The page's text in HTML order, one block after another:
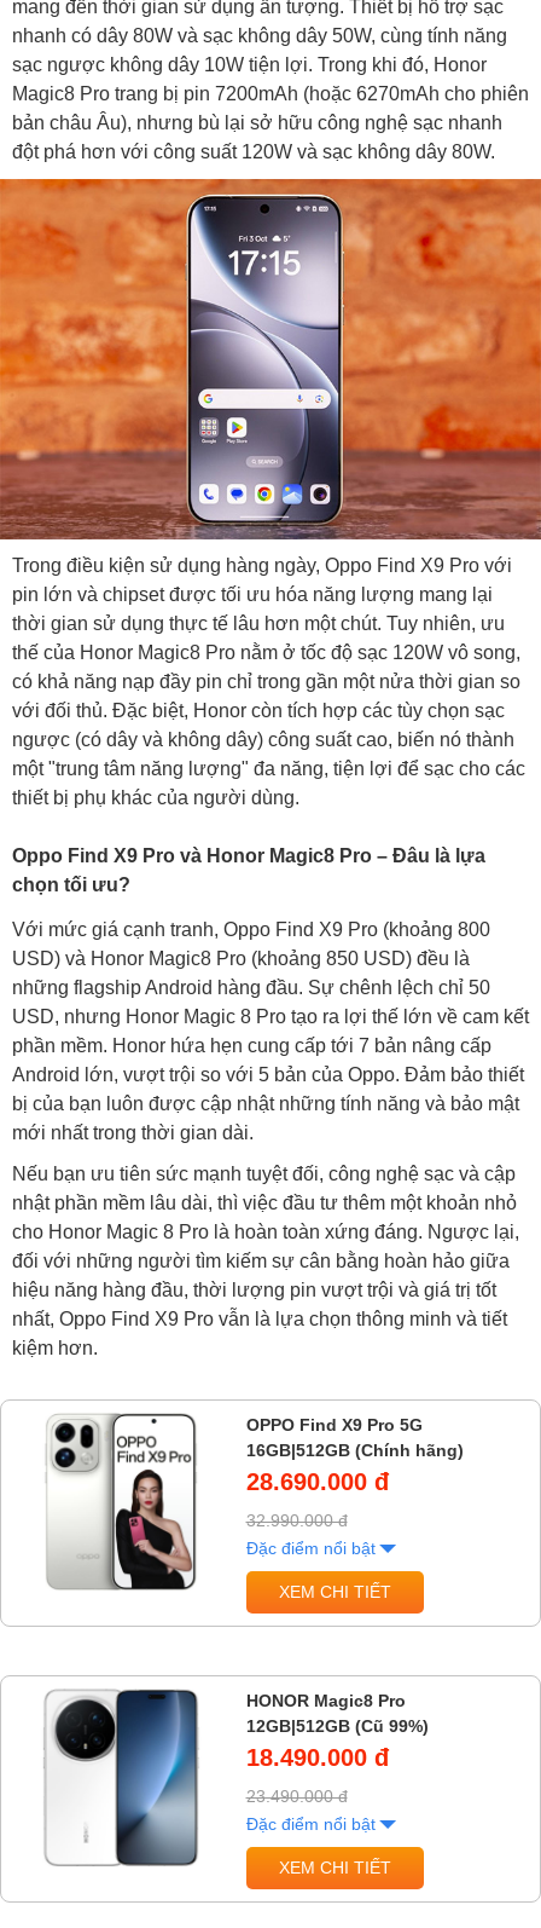
mang đến thời gian sử dụng ấn tượng. Thiết bị hỗ trợ sạc
nhanh có dây 80W và sạc không dây 50W, cùng tính năng
sạc ngược không dây 10W tiện lợi. Trong khi đó, Honor
Magic8 Pro trang bị pin 7200mAh (hoặc 6270mAh cho phiên
bản châu Âu), nhưng bù lại sở hữu công nghệ sạc nhanh
đột phá hơn với công suất 120W và sạc không dây 80W.
Trong điều kiện sử dụng hàng ngày, Oppo Find X9 Pro với
pin lớn và chipset được tối ưu hóa năng lượng mang lại
thời gian sử dụng thực tế lâu hơn một chút. Tuy nhiên, ưu
thế của Honor Magic8 Pro nằm ở tốc độ sạc 120W vô song,
có khả năng nạp đầy pin chỉ trong gần một nửa thời gian so
với đối thủ. Đặc biệt, Honor còn tích hợp các tùy chọn sạc
ngược (có dây và không dây) công suất cao, biến nó thành
một "trung tâm năng lượng" đa năng, tiện lợi để sạc cho các
thiết bị phụ khác của người dùng.
Oppo Find X9 Pro và Honor Magic8 Pro – Đâu là lựa
chọn tối ưu?
Với mức giá cạnh tranh, Oppo Find X9 Pro (khoảng 800
USD) và Honor Magic8 Pro (khoảng 850 USD) đều là
những flagship Android hàng đầu. Sự chênh lệch chỉ 50
USD, nhưng Honor Magic 8 Pro tạo ra lợi thế lớn về cam kết
phần mềm. Honor hứa hẹn cung cấp tới 7 bản nâng cấp
Android lớn, vượt trội so với 5 bản của Oppo. Đảm bảo thiết
bị của bạn luôn được cập nhật những tính năng và bảo mật
mới nhất trong thời gian dài.
Nếu bạn ưu tiên sức mạnh tuyệt đối, công nghệ sạc và cập
nhật phần mềm lâu dài, thì việc đầu tư thêm một khoản nhỏ
cho Honor Magic 8 Pro là hoàn toàn xứng đáng. Ngược lại,
đối với những người tìm kiếm sự cân bằng hoàn hảo giữa
hiệu năng hàng đầu, thời lượng pin vượt trội và giá trị tốt
nhất, Oppo Find X9 Pro vẫn là lựa chọn thông minh và tiết
kiệm hơn.
OPPO Find X9 Pro 5G
16GB|512GB (Chính hãng)
28.690.000 đ
32.990.000 đ
Đặc điểm nổi bật
XEM CHI TIẾT
HONOR Magic8 Pro
12GB|512GB (Cũ 99%)
18.490.000 đ
23.490.000 đ
Đặc điểm nổi bật
XEM CHI TIẾT